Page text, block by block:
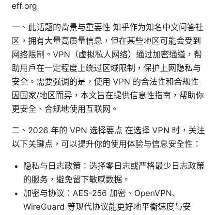
eff.org
一、此话题的背景与重要性 知乎作为知名中文问答社
区，拥有大量高质量信息，但在某些地区可能会受到
网络限制。VPN（虚拟私人网络）通过加密通道，帮
助用户在一定程度上绕过区域限制，保护上网隐私与
安全。需要强调的是，使用 VPN 的合法性和合规性
因国家/地区而异，本文旨在提供信息性指南，帮助你
更安全、合规地使用互联网。
二、2026 年的 VPN 选择要点 在选择 VPN 时，关注
以下关键点，可以提升你的使用体验与信息安全性：
隐私与日志政策：选择零日志或严格最少日志政策
的服务，避免留下敏感数据。
加密与协议：AES-256 加密、OpenVPN、
WireGuard 等现代协议能更好地平衡速度与安